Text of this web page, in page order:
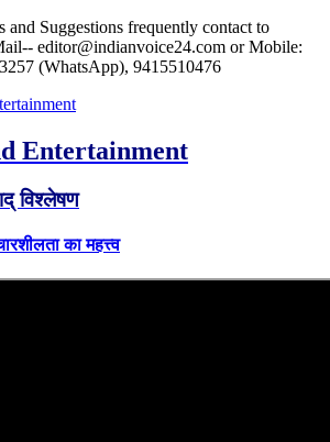
and Suggestions frequently contact to
editor@indianvoice24.com or Mobile:
(WhatsApp), 9415510476
Entertainment
विश्लेषण
का महत्त्व